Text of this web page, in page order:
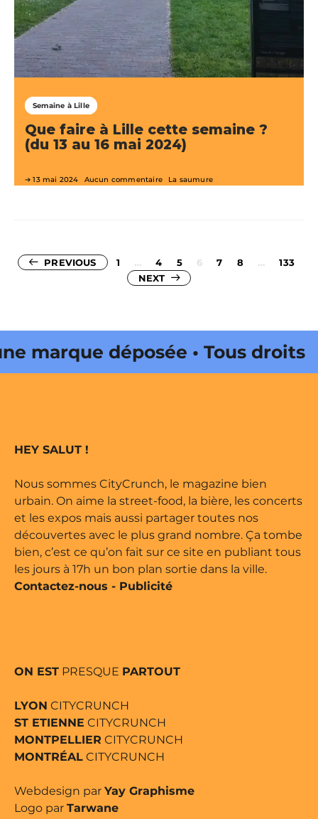
Semaine à Lille
Que faire à Lille cette semaine ?
(du 13 au 16 mai 2024)
13 mai 2024 Aucun commentaire La saumure
Pagination
des
PREVIOUS 1 … 4 5 6 7 8 …
133
NEXT
déposée • Tous droits
par Buena Onda Web •
HEY SALUT !
Nous sommes CityCrunch, le magazine bien
urbain. On aime la street-food, la bière, les concerts
et les expos mais aussi partager toutes nos
découvertes avec le plus grand nombre. Ça tombe
bien, c’est ce qu’on fait sur ce site en publiant tous
les jours à 17h un bon plan sortie dans la ville.
Contactez-nous - Publicité
ON EST PRESQUE PARTOUT
LYON CITYCRUNCH
ST ETIENNE CITYCRUNCH
MONTPELLIER CITYCRUNCH
MONTRÉAL CITYCRUNCH
Webdesign par Yay Graphisme
Logo par Tarwane